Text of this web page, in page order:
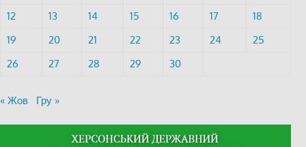
12
13 14 15 16 17
18
19
20 21 22 23 24
25
26
27 28 29 30
« Жов Гру »